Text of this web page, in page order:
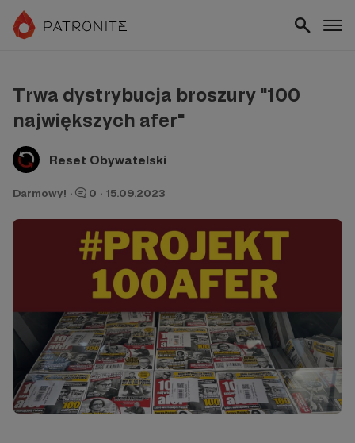
Trwa dystrybucja broszury "100
największych afer"
Reset Obywatelski
Darmowy! · 0 · 15.09.2023